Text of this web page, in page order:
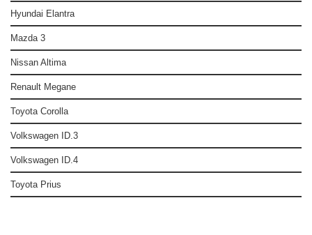
Hyundai Elantra
Mazda 3
Nissan Altima
Renault Megane
Toyota Corolla
Volkswagen ID.3
Volkswagen ID.4
Toyota Prius